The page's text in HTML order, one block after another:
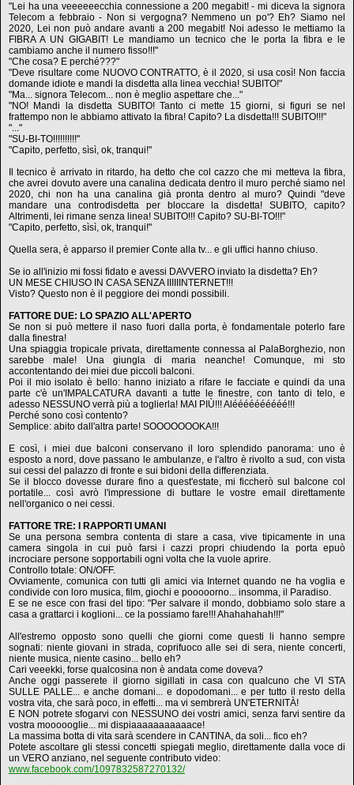
"Lei ha una veeeeeecchia connessione a 200 megabit! - mi diceva la signora
Telecom a febbraio - Non si vergogna? Nemmeno un po'? Eh? Siamo nel
2020, Lei non può andare avanti a 200 megabit! Noi adesso le mettiamo la
FIBRA A UN GIGABIT! Le mandiamo un tecnico che le porta la fibra e le
cambiamo anche il numero fisso!!!"
"Che cosa? E perché???"
"Deve risultare come NUOVO CONTRATTO, è il 2020, si usa così! Non faccia
domande idiote e mandi la disdetta alla linea vecchia! SUBITO!"
"Ma... signora Telecom... non è meglio aspettare che..."
"NO! Mandi la disdetta SUBITO! Tanto ci mette 15 giorni, si figuri se nel
frattempo non le abbiamo attivato la fibra! Capito? La disdetta!!! SUBITO!!!"
"..."
"SU-BI-TO!!!!!!!!!!"
"Capito, perfetto, sìsì, ok, tranqui!"
Il tecnico è arrivato in ritardo, ha detto che col cazzo che mi metteva la fibra,
che avrei dovuto avere una canalina dedicata dentro il muro perché siamo nel
2020, chi non ha una canalina già pronta dentro al muro? Quindi "deve
mandare una controdisdetta per bloccare la disdetta! SUBITO, capito?
Altrimenti, lei rimane senza linea! SUBITO!!! Capito? SU-BI-TO!!!"
"Capito, perfetto, sìsì, ok, tranqui!"
Quella sera, è apparso il premier Conte alla tv... e gli uffici hanno chiuso.
Se io all'inizio mi fossi fidato e avessi DAVVERO inviato la disdetta? Eh?
UN MESE CHIUSO IN CASA SENZA IIIIIINTERNET!!!
Visto? Questo non è il peggiore dei mondi possibili.
FATTORE DUE: LO SPAZIO ALL'APERTO
Se non si può mettere il naso fuori dalla porta, è fondamentale poterlo fare
dalla finestra!
Una spiaggia tropicale privata, direttamente connessa al PalaBorghezio, non
sarebbe male! Una giungla di maria neanche! Comunque, mi sto
accontentando dei miei due piccoli balconi.
Poi il mio isolato è bello: hanno iniziato a rifare le facciate e quindi da una
parte c'è un'IMPALCATURA davanti a tutte le finestre, con tanto di telo, e
adesso NESSUNO verrà più a toglierla! MAI PIÙ!!! Aléééééééééé!!!
Perché sono così contento?
Semplice: abito dall'altra parte! SOOOOOOOKA!!!
E così, i miei due balconi conservano il loro splendido panorama: uno è
esposto a nord, dove passano le ambulanze, e l'altro è rivolto a sud, con vista
sui cessi del palazzo di fronte e sui bidoni della differenziata.
Se il blocco dovesse durare fino a quest'estate, mi ficcherò sul balcone col
portatile... così avrò l'impressione di buttare le vostre email direttamente
nell'organico o nei cessi.
FATTORE TRE: I RAPPORTI UMANI
Se una persona sembra contenta di stare a casa, vive tipicamente in una
camera singola in cui può farsi i cazzi propri chiudendo la porta epuò
incrociare persone sopportabili ogni volta che la vuole aprire.
Controllo totale: ON/OFF.
Ovviamente, comunica con tutti gli amici via Internet quando ne ha voglia e
condivide con loro musica, film, giochi e pooooorno... insomma, il Paradiso.
E se ne esce con frasi del tipo: "Per salvare il mondo, dobbiamo solo stare a
casa a grattarci i koglioni... ce la possiamo fare!!! Ahahahahah!!!"
All'estremo opposto sono quelli che giorni come questi li hanno sempre
sognati: niente giovani in strada, coprifuoco alle sei di sera, niente concerti,
niente musica, niente casino... bello eh?
Cari veeekki, forse qualcosina non è andata come doveva?
Anche oggi passerete il giorno sigillati in casa con qualcuno che VI STA
SULLE PALLE... e anche domani... e dopodomani... e per tutto il resto della
vostra vita, che sarà poco, in effetti... ma vi sembrerà UN'ETERNITÀ!
E NON potrete sfogarvi con NESSUNO dei vostri amici, senza farvi sentire da
vostra moooooglie... mi dispiaaaaaaaaaaace!
La massima botta di vita sarà scendere in CANTINA, da soli... fico eh?
Potete ascoltare gli stessi concetti spiegati meglio, direttamente dalla voce di
un VERO anziano, nel seguente contributo video:
www.facebook.com/1097832587270132/